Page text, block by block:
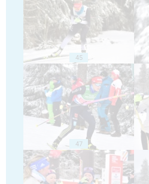
45
47